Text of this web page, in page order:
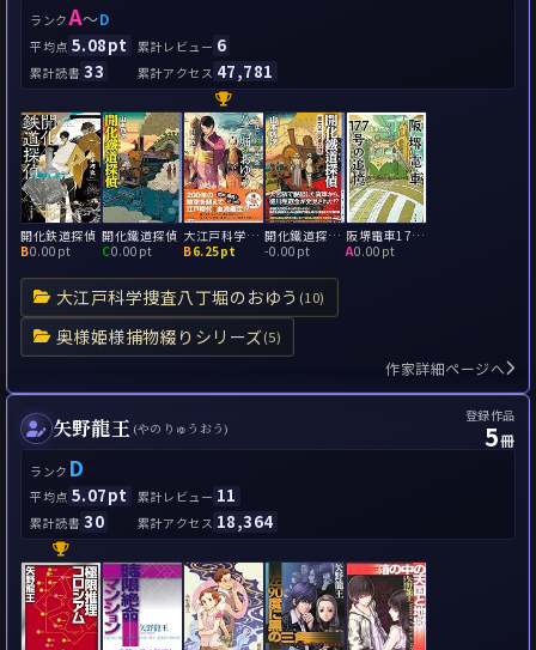
ランクA～D
平均点 5.08pt 累計レビュー 6
累計読書 33 累計アクセス 47,781
大江戸科学捜査八丁堀のおゆう (10)
奥様姫様捕物綴りシリーズ(5)
開化鉄道探偵
B0.00pt
開化鐵道探偵
C0.00pt
大江戸科学捜査 八丁堀のおゆう
B6.25pt
開化鐵道探偵 第一〇二列車の謎
-0.00pt
阪堺電車177号の追憶
A0.00pt
作家詳細ページへ
矢野龍王 (やのりゅうおう)
登録作品
5冊
ランク D
平均点 5.07pt 累計レビュー 11
累計読書 30 累計アクセス 18,364